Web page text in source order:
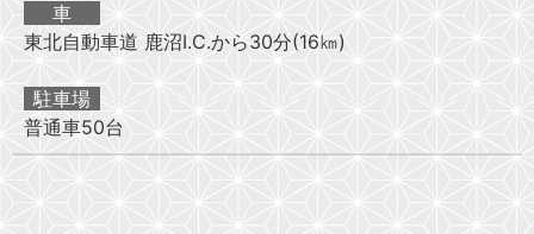
車
東北自動車道 鹿沼I.C.から30分(16㎞)
駐車場
普通車50台